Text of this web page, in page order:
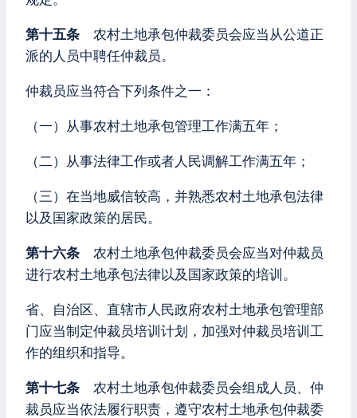
第十五条 农村土地承包仲裁委员会应当从公道正
派的人员中聘任仲裁员。
仲裁员应当符合下列条件之一：
（一）从事农村土地承包管理工作满五年；
（二）从事法律工作或者人民调解工作满五年；
（三）在当地威信较高，并熟悉农村土地承包法律
以及国家政策的居民。
第十六条 农村土地承包仲裁委员会应当对仲裁员
进行农村土地承包法律以及国家政策的培训。
省、自治区、直辖市人民政府农村土地承包管理部
门应当制定仲裁员培训计划，加强对仲裁员培训工
作的组织和指导。
第十七条 农村土地承包仲裁委员会组成人员、仲
裁员应当依法履行职责，遵守农村土地承包仲裁委